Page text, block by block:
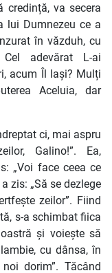
credință, va secera
lui Dumnezeu ce a
în văzduh, cu
adevărat L-ai
acum Îl lași? Mulți
Aceluia, dar
ci, mai aspru
Galino!”. Ea,
„Voi face ceea ce
zis: „Să se dezlege
zeilor”. Fiind
s-a schimbat fiica
și voiește să
cu dânsa, în
dorim”. Tăcând